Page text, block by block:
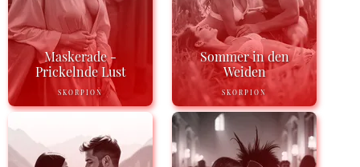
Maskerade -
Prickelnde Lust
SKORPION
Sommer in den
Weiden
SKORPION